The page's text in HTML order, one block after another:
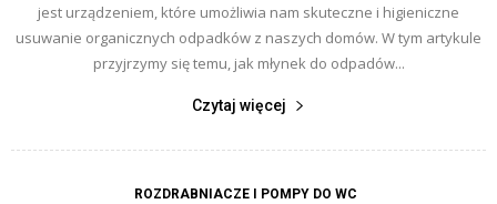
jest urządzeniem, które umożliwia nam skuteczne i higieniczne
usuwanie organicznych odpadków z naszych domów. W tym artykule
przyjrzymy się temu, jak młynek do odpadów...
Czytaj więcej
ROZDRABNIACZE I POMPY DO WC